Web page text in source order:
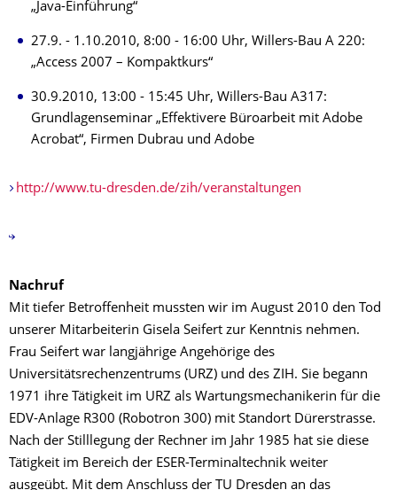
„Java-Einführung“
27.9. - 1.10.2010, 8:00 - 16:00 Uhr, Willers-Bau A 220:
„Access 2007 – Kompaktkurs“
30.9.2010, 13:00 - 15:45 Uhr, Willers-Bau A317:
Grundlagenseminar „Effektivere Büroarbeit mit Adobe
Acrobat“, Firmen Dubrau und Adobe
http://www.tu-dresden.de/zih/veranstaltungen
Nachruf
Mit tiefer Betroffenheit mussten wir im August 2010 den Tod
unserer Mitarbeiterin Gisela Seifert zur Kenntnis nehmen.
Frau Seifert war langjährige Angehörige des
Universitätsrechenzentrums (URZ) und des ZIH. Sie begann
1971 ihre Tätigkeit im URZ als Wartungsmechanikerin für die
EDV-Anlage R300 (Robotron 300) mit Standort Dürerstrasse.
Nach der Stilllegung der Rechner im Jahr 1985 hat sie diese
Tätigkeit im Bereich der ESER-Terminaltechnik weiter
ausgeübt. Mit dem Anschluss der TU Dresden an das